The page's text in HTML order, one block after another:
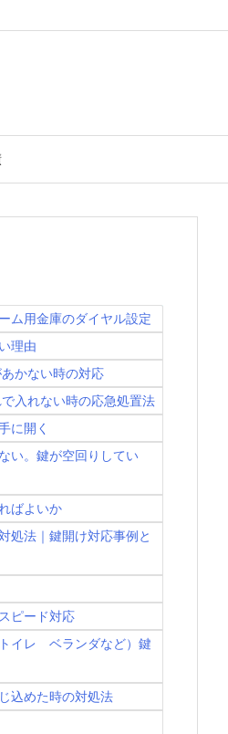
ム用金庫のダイヤル設定
理由
かない時の対応
入れない時の応急処置法
に開く
い。鍵が空回りしてい
ばよいか
処法｜鍵開け対応事例と
ピード対応
イレ ベランダなど）鍵
込めた時の対処法